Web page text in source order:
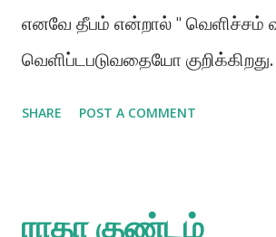
எனவே தீபம் என்றால் " வெளிச்சம்
வெளிப்டபடுவதையோ
SHARE POST A COMMENT
ராதா குண்டம்